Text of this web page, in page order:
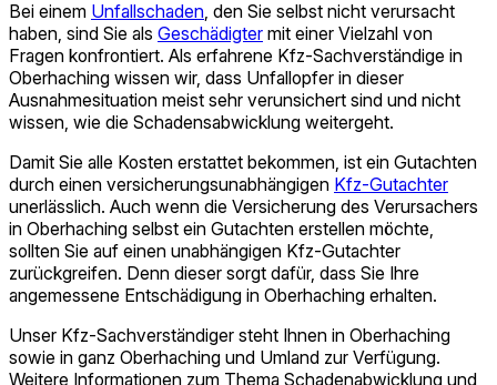
Bei einem Unfallschaden , den Sie selbst nicht verursacht
haben, sind Sie als Geschädigter mit einer Vielzahl von
Fragen konfrontiert. Als erfahrene Kfz-Sach­verständige in
Oberhaching wissen wir, dass Unfallopfer in dieser
Ausnahmesituation meist sehr verunsichert sind und nicht
wissen, wie die Schadensabwicklung weitergeht.
Damit Sie alle Kosten erstattet bekommen, ist ein Gutachten
durch einen versicherungsunabhängigen Kfz-Gutachter
unerlässlich. Auch wenn die Versicherung des Verursachers
in Oberhaching selbst ein Gutachten erstellen möchte,
sollten Sie auf einen unabhängigen Kfz-Gutachter
zurückgreifen. Denn dieser sorgt dafür, dass Sie Ihre
angemessene Entschädigung in Oberhaching erhalten.
Unser Kfz‑Sach­verständiger steht Ihnen in Oberhaching
sowie in ganz Oberhaching und Umland zur Verfügung.
Weitere Informationen zum Thema Schadenabwicklung und